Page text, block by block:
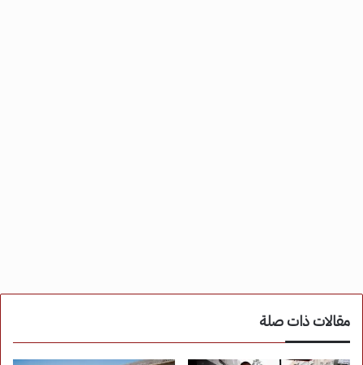
مقالات ذات صلة